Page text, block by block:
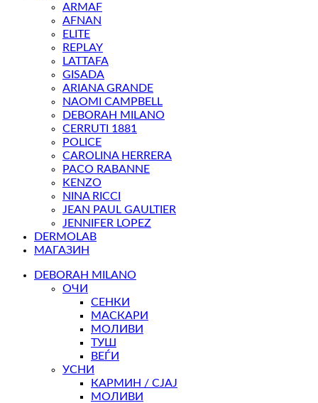
ARMAF
AFNAN
ELITE
REPLAY
LATTAFA
GISADA
ARIANA GRANDE
NAOMI CAMPBELL
DEBORAH MILANO
CERRUTI 1881
POLICE
CAROLINA HERRERA
PACO RABANNE
KENZO
NINA RICCI
JEAN PAUL GAULTIER
JENNIFER LOPEZ
DERMOLAB
МАГАЗИН
DEBORAH MILANO
ОЧИ
СЕНКИ
МАСКАРИ
МОЛИВИ
ТУШ
ВЕЃИ
УСНИ
КАРМИН / СЈАЈ
МОЛИВИ